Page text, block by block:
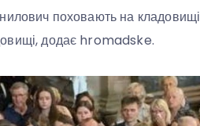
поховають на кладовищі
додає hromadske.